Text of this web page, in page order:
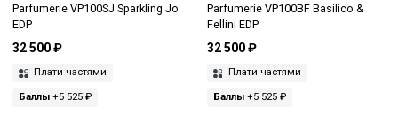
Parfumerie VP100SJ Sparkling Jo
EDP
32 500 ₽
Плати частями
Баллы +5 525 ₽
Parfumerie VP100BF Basilico &
Fellini EDP
32 500 ₽
Плати частями
Баллы+5 525 ₽